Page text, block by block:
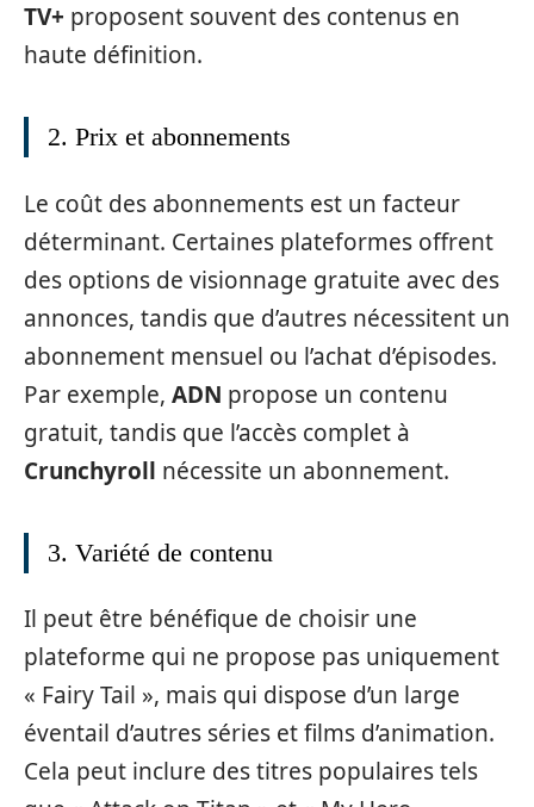
TV+ proposent souvent des contenus en
haute définition.
2. Prix et abonnements
Le coût des abonnements est un facteur
déterminant. Certaines plateformes offrent
des options de visionnage gratuite avec des
annonces, tandis que d’autres nécessitent un
abonnement mensuel ou l’achat d’épisodes.
Par exemple, ADN propose un contenu
gratuit, tandis que l’accès complet à
Crunchyroll nécessite un abonnement.
3. Variété de contenu
Il peut être bénéfique de choisir une
plateforme qui ne propose pas uniquement
« Fairy Tail », mais qui dispose d’un large
éventail d’autres séries et films d’animation.
Cela peut inclure des titres populaires tels